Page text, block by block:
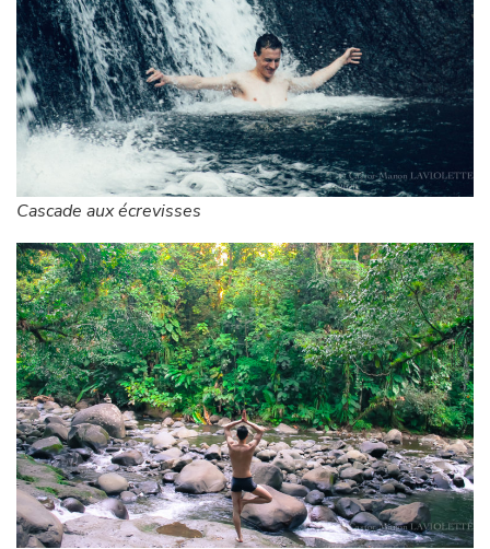
Cascade aux écrevisses